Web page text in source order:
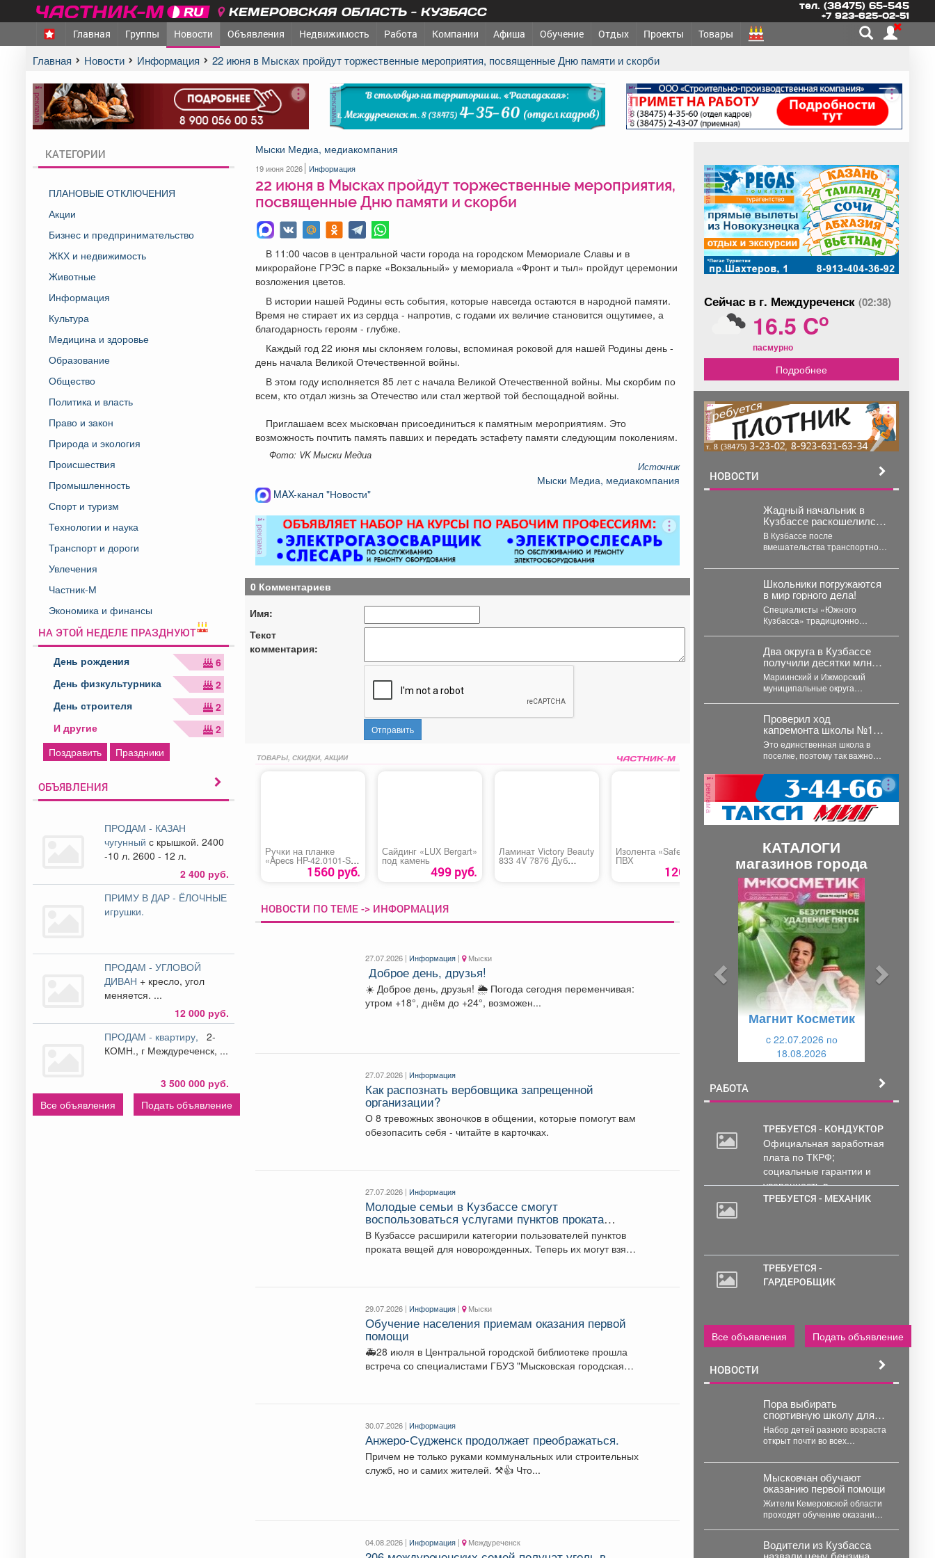
КЕМЕРОВСКАЯ ОБЛАСТЬ - КУЗБАСС тел. (38475) 65-545
+7 923-625-02-51
Главная Группы Новости Объявления Недвижимость Работа Компании Афиша Обучение Отдых Проекты Товары
Главная Новости Информация 22 июня в Мысках пройдут торжественные мероприятия, посвященные Дню памяти и скорби
реклама реклама реклама
КАТЕГОРИИ
ПЛАНОВЫЕ ОТКЛЮЧЕНИЯ
Акции
Бизнес и предпринимательство
ЖКХ и недвижимость
Животные
Информация
Культура
Медицина и здоровье
Образование
Общество
Политика и власть
Право и закон
Природа и экология
Происшествия
Промышленность
Спорт и туризм
Технологии и наука
Транспорт и дороги
Увлечения
Частник-М
Экономика и финансы
НА ЭТОЙ НЕДЕЛЕ ПРАЗДНУЮТ
День рождения
6
День физкультурника
2
День строителя
2
И другие
2
Поздравить
Праздники
ОБЪЯВЛЕНИЯ
ПРОДАМ - КАЗАН
чугунныйс крышкой. 2400
-10 л. 2600 - 12 л.
2 400 руб.
ПРИМУ В ДАР - ЁЛОЧНЫЕ
игрушки.
ПРОДАМ - УГЛОВОЙ
ДИВАН + кресло, угол
меняется. ...
12 000 руб.
ПРОДАМ - квартиру,
2-
КОМН., г Междуреченск, ...
3 500 000 руб.
Все объявления
Подать объявление
Мыски Медиа, медиакомпания
19 июня 2026 Информация
22 июня в Мысках пройдут торжественные мероприятия,
посвященные Дню памяти и скорби
В 11:00 часов в центральной части города на городском Мемориале Славы и в
микрорайоне ГРЭС в парке «Вокзальный» у мемориала «Фронт и тыл» пройдут церемонии
возложения цветов.
В истории нашей Родины есть события, которые навсегда остаются в народной памяти.
Время не стирает их из сердца - напротив, с годами их величие становится ощутимее, а
благодарность героям - глубже.
Каждый год 22 июня мы склоняем головы, вспоминая роковой для нашей Родины день -
день начала Великой Отечественной войны.
В этом году исполняется 85 лет с начала Великой Отечественной войны. Мы скорбим по
всем, кто отдал жизнь за Отечество или стал жертвой той беспощадной войны.
Приглашаем всех мысковчан присоединиться к памятным мероприятиям. Это
возможность почтить память павших и передать эстафету памяти следующим поколениям.
Фото: VK Мыски Медиа
Источник
Мыски Медиа, медиакомпания
MAX-канал "Новости"
реклама
0 Комментариев
Имя:
Текст
комментария:
Отправить
ТОВАРЫ, СКИДКИ, АКЦИИ
Ручки на планке
«Apecs HP-42.0101-S-
C-G-L»(Р-001GL)1560 руб.
Сайдинг «LUX Bergart»
под камень
499 руб.
Ламинат Victory Beauty
833 4V 7876 Дуб
деревенский
Изолента «Safeline»
ПВХ
120 руб.
Дезодорант Fax
мужской
11750руб
НОВОСТИ ПО ТЕМЕ -> ИНФОРМАЦИЯ
27.07.2026 | Информация | Мыски
️ Доброе день, друзья!
☀️ Доброе день, друзья! 🌦 Погода сегодня переменчивая:
утром +18°, днём до +24°, возможен...
27.07.2026 | Информация
Как распознать вербовщика запрещенной
организации?
О 8 тревожных звоночков в общении, которые помогут вам
обезопасить себя - читайте в карточках.
27.07.2026 | Информация
Молодые семьи в Кузбассе смогут
воспользоваться услугами пунктов проката
вещей для новорожденных
В Кузбассе расширили категории пользователей пунктов
проката вещей для новорожденных. Теперь их могут взять
29.07.2026 | Информация | Мыски
Обучение населения приемам оказания первой
помощи
🚑28 июля в Центральной городской библиотеке прошла
встреча со специалистами ГБУЗ "Мысковская городская
30.07.2026 | Информация
Анжеро-Судженск продолжает преображаться.
Причем не только руками коммунальных или строительных
служб, но и самих жителей. ⚒👍 Что...
04.08.2026 | Информация | Междуреченск
реклама
Сейчас в г. Междуреченск (02:38)
16.5 Co
пасмурно
Подробнее
реклама
НОВОСТИ
Жадный начальник в
Кузбассе раскошелился
после визита прокурора
В Кузбассе после
вмешательства транспортной
объекте в Белове получили
более 226...
Школьники погружаются
в мир горного дела! ️
Специалисты «Южного
Кузбасса» традиционно
в загородных лагерях
«Звездочка» и «Романтика».
Ребята получают...
Два округа в Кузбассе
получили десятки млн
рублей
Мариинский и Ижморский
муниципальные округа
Кузбасса Илья Середюк
сообщил о...
Проверил ход
капремонта школы №11 в
Шерегеше.
Это единственная школа в
поселке, поэтому так важно
состояние как можно...
реклама
КАТАЛОГИ
магазинов города
Магнит Косметик
c 22.07.2026 по
18.08.2026
РАБОТА
ТРЕБУЕТСЯ - КОНДУКТОР
Официальная заработная
плата по ТКРФ;
социальные гарантии и
уверенность в...
ТРЕБУЕТСЯ - МЕХАНИК
2
ТРЕБУЕТСЯ -
ГАРДЕРОБЩИК
Все объявления Подать объявление
НОВОСТИ
Пора выбирать
спортивную школу для
ребёнка!
Набор детей разного возраста
открыт почти во всех
А в ближайший четверг, 6...
Мысковчан обучают
оказанию первой помощи
Жители Кемеровской области
проходят обучение оказанию
Илья Середюк. ...
Водители из Кузбасса